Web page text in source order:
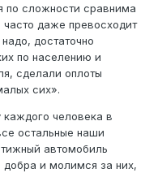
по сложности сравнима
даже превосходит
достаточно
по населению и
сделали оплоты
сих».
каждого человека в
остальные наши
автомобиль
добра и молимся за них,